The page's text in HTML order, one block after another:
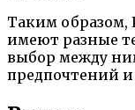
Таким образом,
имеют разные
выбор между
предпочтений и